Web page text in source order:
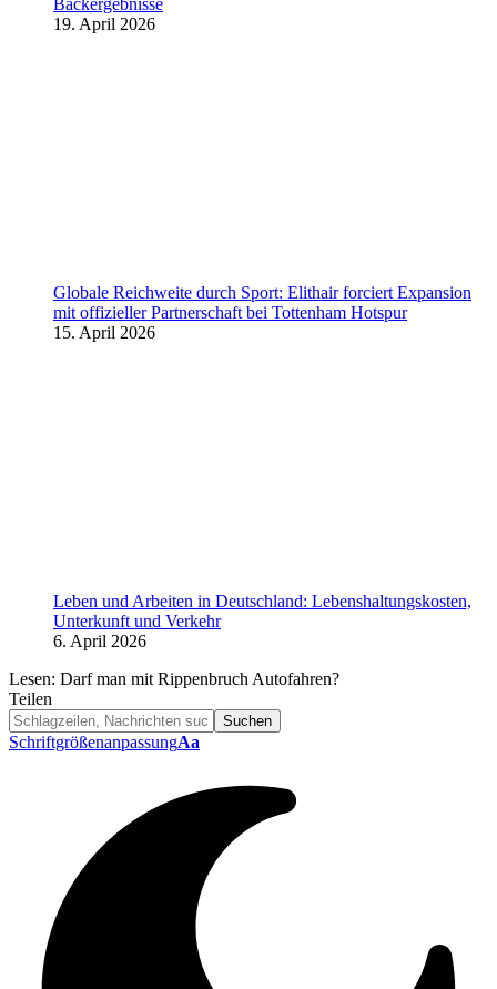
Backergebnisse
19. April 2026
Globale Reichweite durch Sport: Elithair forciert Expansion
mit offizieller Partnerschaft bei Tottenham Hotspur
15. April 2026
Leben und Arbeiten in Deutschland: Lebenshaltungskosten,
Unterkunft und Verkehr
6. April 2026
Lesen: Darf man mit Rippenbruch Autofahren?
Teilen
SchriftgrößenanpassungAa